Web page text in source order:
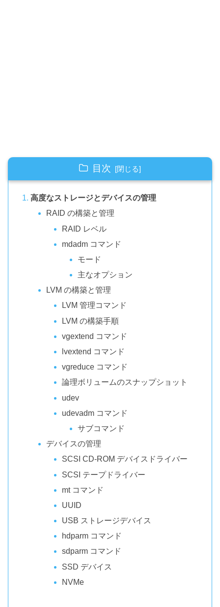
目次
高度なストレージとデバイスの管理
RAID の構築と管理
RAID レベル
mdadm コマンド
モード
主なオプション
LVM の構築と管理
LVM 管理コマンド
LVM の構築手順
vgextend コマンド
lvextend コマンド
vgreduce コマンド
論理ボリュームのスナップショット
udev
udevadm コマンド
サブコマンド
デバイスの管理
SCSI CD-ROM デバイスドライバー
SCSI テープドライバー
mt コマンド
UUID
USB ストレージデバイス
hdparm コマンド
sdparm コマンド
SSD デバイス
NVMe